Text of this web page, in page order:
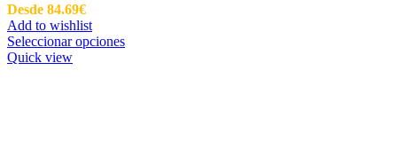
Desde 84.69€
Add to wishlist
Seleccionar opciones
Quick view